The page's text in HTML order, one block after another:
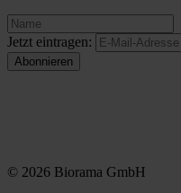
Jetzt eintragen:
© 2026 Biorama GmbH